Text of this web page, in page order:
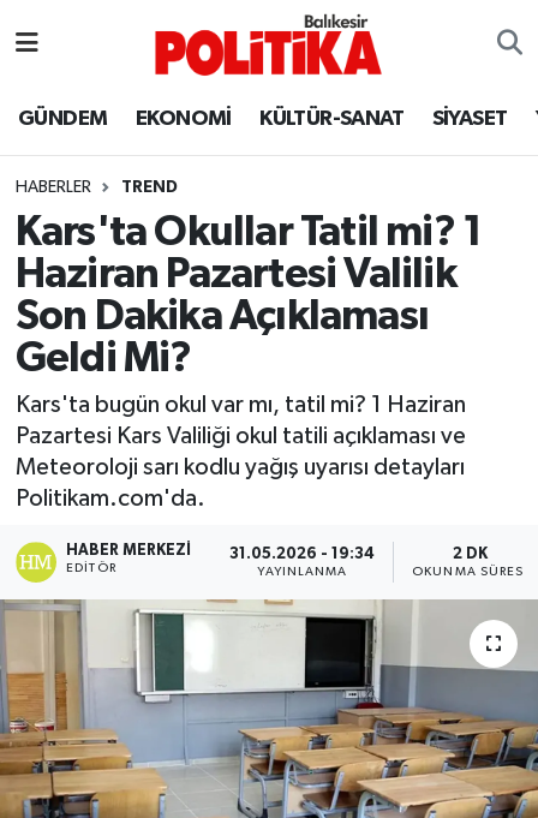
GÜNDEM EKONOMİ KÜLTÜR-SANAT SİYASET
HABERLER TREND
Kars'ta Okullar Tatil mi? 1
Haziran Pazartesi Valilik
Son Dakika Açıklaması
Geldi Mi?
Kars'ta bugün okul var mı, tatil mi? 1 Haziran
Pazartesi Kars Valiliği okul tatili açıklaması ve
Meteoroloji sarı kodlu yağış uyarısı detayları
Politikam.com'da.
HABER MERKEZI
EDITÖR
31.05.2026 - 19:34
YAYINLANMA
2 DK
OKUNMA SÜRESI
Ayvalık
Balya
Bandırma
Bigadiç
BİYOGRAFİLER
Burhaniye
Dursunbey
Edremit
EĞİTİM
Balıkesir Hava Durumu
Balıkesir Namaz Vakitleri
Balıkesir Trafik Yoğunluk Haritası
Süper Lig Puan Durumu ve Fikstür
Tüm Manşetler
Son Dakika Haberleri